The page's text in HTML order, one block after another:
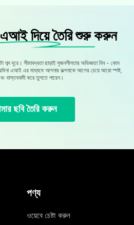
দিয়ে তৈরি শুরু করুন
শব্দ দূরে। সীমাবদ্ধতা ছাড়াই সৃজনশীলতার অভিজ্ঞতা নিন - কোন
এআই এর মাধ্যমে আপনার কল্পনাকে আগের চেয়ে আরো স্পষ্ট,
বাস্তববাদী করে তুলতে পারেন।
ছবি তৈরি করুন
পণ্য
ওয়েবে চেষ্টা করুন